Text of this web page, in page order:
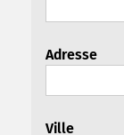
Adresse
Ville